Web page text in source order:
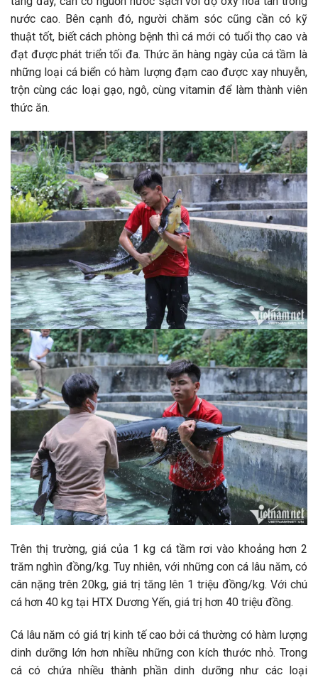
nước cao. Bên cạnh đó, người chăm sóc cũng cần có kỹ
thuật tốt, biết cách phòng bệnh thì cá mới có tuổi thọ cao và
đạt được phát triển tối đa. Thức ăn hàng ngày của cá tầm là
những loại cá biển có hàm lượng đạm cao được xay nhuyễn,
trộn cùng các loại gạo, ngô, cùng vitamin để làm thành viên
thức ăn.
Trên thị trường, giá của 1 kg cá tầm rơi vào khoảng hơn 2
trăm nghìn đồng/kg. Tuy nhiên, với những con cá lâu năm, có
cân nặng trên 20kg, giá trị tăng lên 1 triệu đồng/kg. Với chú
cá hơn 40 kg tại HTX Dương Yến, giá trị hơn 40 triệu đồng.
Cá lâu năm có giá trị kinh tế cao bởi cá thường có hàm lượng
dinh dưỡng lớn hơn nhiều những con kích thước nhỏ. Trong
cá có chứa nhiều thành phần dinh dưỡng như các loại